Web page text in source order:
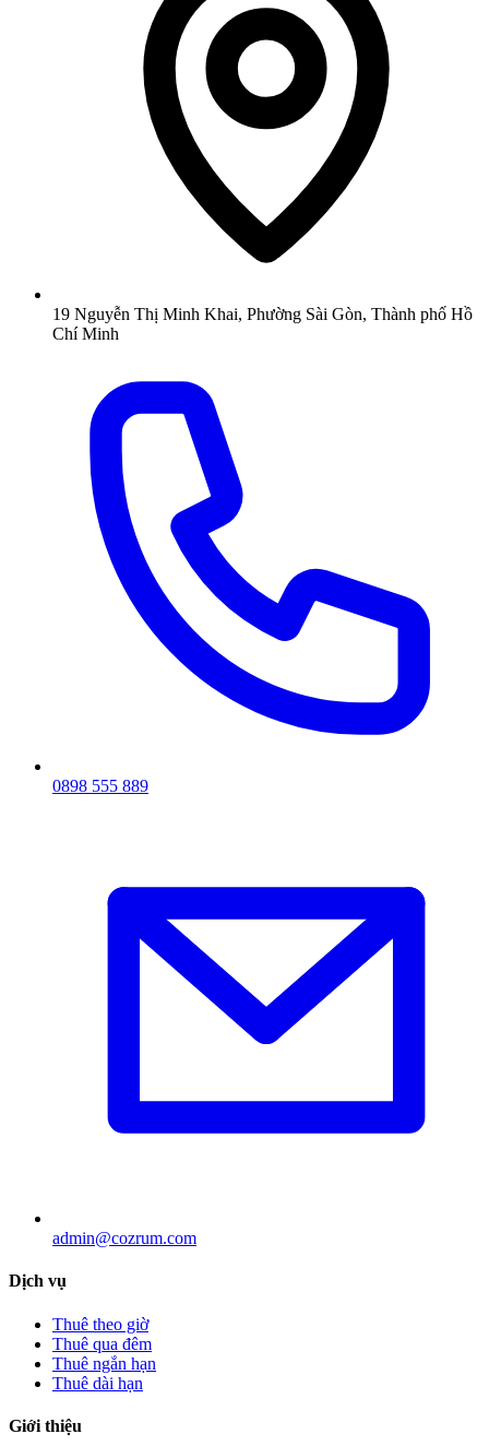
19 Nguyễn Thị Minh Khai, Phường Sài Gòn, Thành phố Hồ
Chí Minh
0898 555 889
admin@cozrum.com
Dịch vụ
Thuê theo giờ
Thuê qua đêm
Thuê ngắn hạn
Thuê dài hạn
Giới thiệu